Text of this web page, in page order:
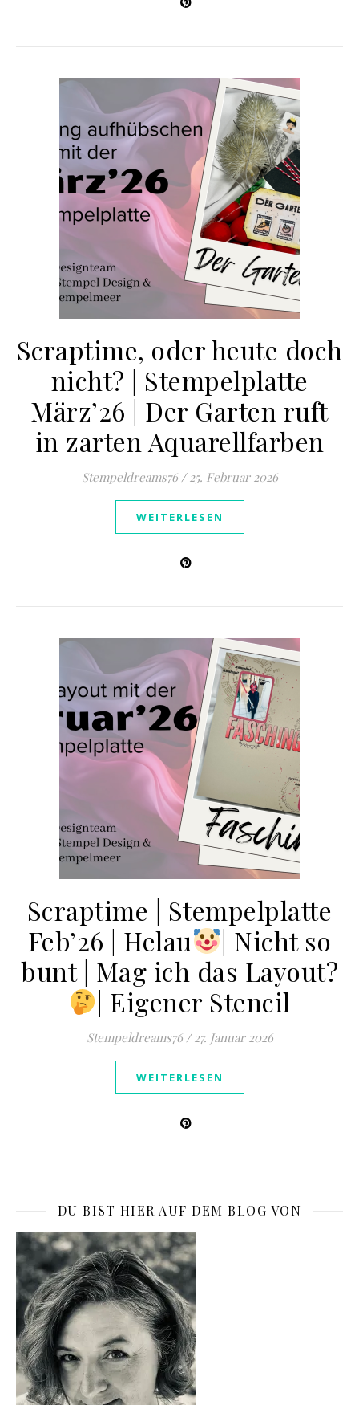
Scraptime, oder heute doch
nicht? | Stempelplatte
März’26 | Der Garten ruft
in zarten Aquarellfarben
Stempeldreams76 / 25. Februar 2026
WEITERLESEN
Scraptime | Stempelplatte
Feb’26 | Helau
​| Nicht so
bunt | Mag ich das Layout?
​| Eigener Stencil
Stempeldreams76 / 27. Januar 2026
WEITERLESEN
DU BIST HIER AUF DEM BLOG VON